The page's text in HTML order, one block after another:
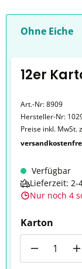
Ohne Eiche
12er
Art.-Nr:8909
Hersteller-Nr:
Preise inkl. MwSt.
Verfügbar
Lieferzeit: 2-
Nur noch 4
Karton